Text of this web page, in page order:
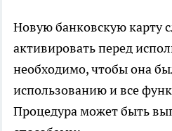
Новую банковскую карту
активировать перед
необходимо, чтобы она
использованию и все
Процедура может быть